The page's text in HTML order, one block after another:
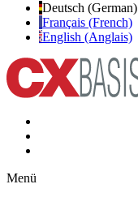
Deutsch (German)
Français (French)
English (Anglais)
Menü